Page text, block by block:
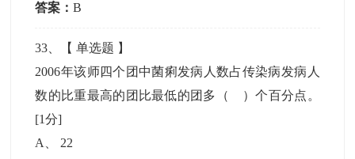
答案：B
33 、【单选题 】
2006年该师四个团中菌痢发病人数占传染病发病人
数的比重最高的团比最低的团多（ ）个百分点。
[1分]
A
22